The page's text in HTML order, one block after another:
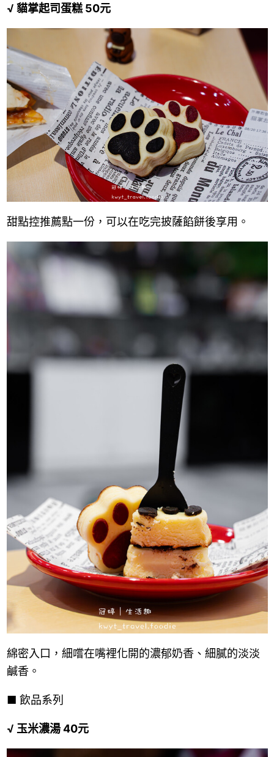
√ 貓掌起司蛋糕 50元
甜點控推薦點一份，可以在吃完披薩餡餅後享用。
綿密入口，細嚐在嘴裡化開的濃郁奶香、細膩的淡淡
鹹香。
■ 飲品系列
√ 玉米濃湯 40元